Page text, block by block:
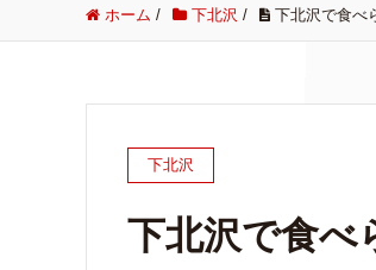
ホーム / 下北沢 / 下北沢で食べ
下北沢
下北沢で食べ